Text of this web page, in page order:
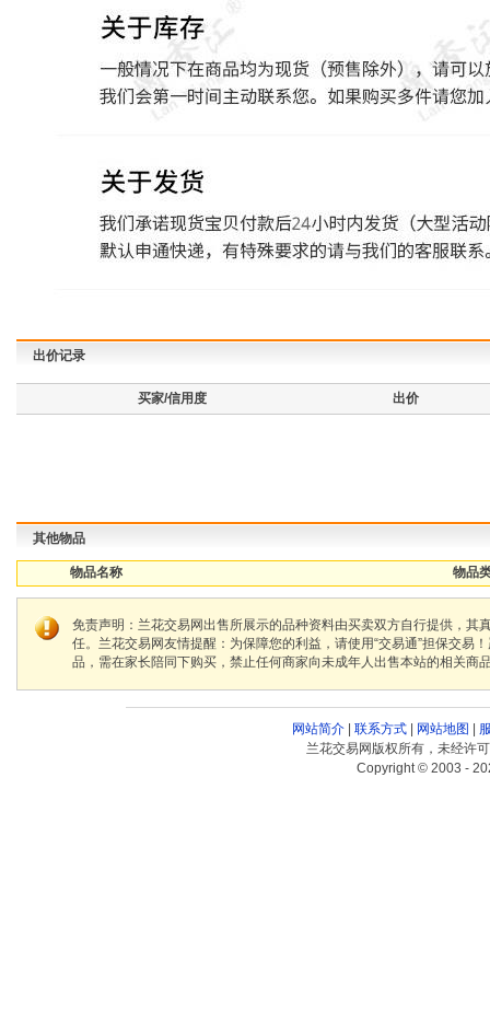
出价记录
买家/信用度 出价
其他物品
物品名称 物品
免责声明：兰花交易网出售所展示的品种资料由买卖双方自行提供，
任。兰花交易网友情提醒：为保障您的利益，请使用“交易通”担保交
品，需在家长陪同下购买，禁止任何商家向未成年人出售本站的相关商
网站简介| 联系方式| 网站地图
兰花交易网版权所有，未经许
Copyright © 2003 -